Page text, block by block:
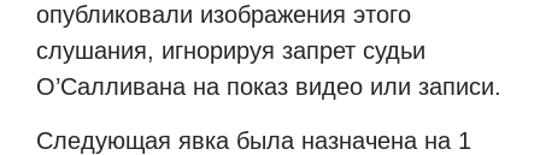
опубликовали изображения этого
слушания, игнорируя запрет судьи
О’Салливана на показ видео или записи.
Следующая явка была назначена на 1